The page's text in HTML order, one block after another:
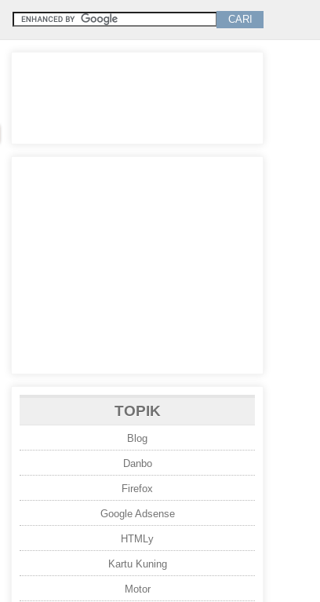
TOPIK
Blog
Danbo
Firefox
Google Adsense
HTMLy
Kartu Kuning
Motor